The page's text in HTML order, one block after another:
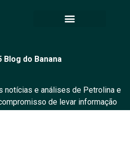
Blog do Banana
notícias e análises de Petrolina e
de levar informação